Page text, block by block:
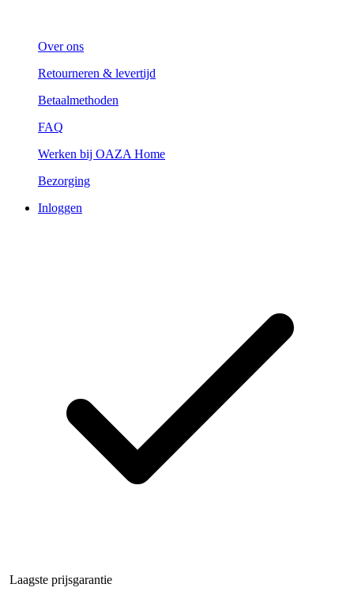
Over ons
Retourneren & levertijd
Betaalmethoden
FAQ
Werken bij OAZA Home
Bezorging
Inloggen
Laagste prijsgarantie